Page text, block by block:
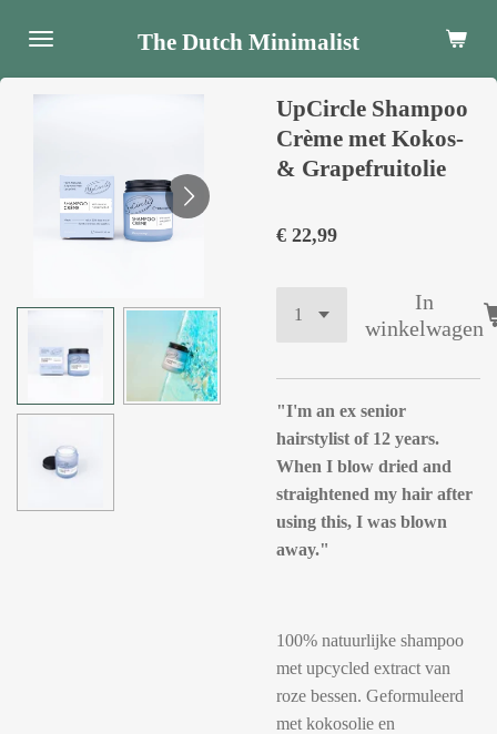
direct
naar
The Dutch Minimalist
UpCircle Shampoo
Crème met Kokos-
& Grapefruitolie
€ 22,99
In
winkelwagen
"I'm an ex senior
hairstylist of 12 years.
When I blow dried and
straightened my hair after
using this, I was blown
away."
100% natuurlijke shampoo
met upcycled extract van
roze bessen. Geformuleerd
met kokosolie en